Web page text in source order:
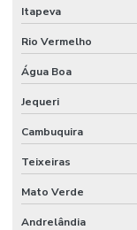
Itapeva
Rio Vermelho
Água Boa
Jequeri
Cambuquira
Teixeiras
Mato Verde
Andrelândia